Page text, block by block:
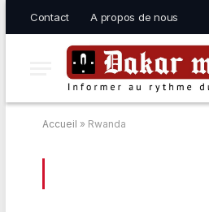
Contact A propos de nous
Accueil » Rwanda